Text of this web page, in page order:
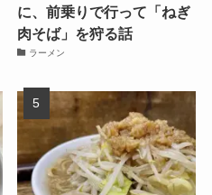
に、前乗りで行って「ねぎ
肉そば」を狩る話
ラーメン